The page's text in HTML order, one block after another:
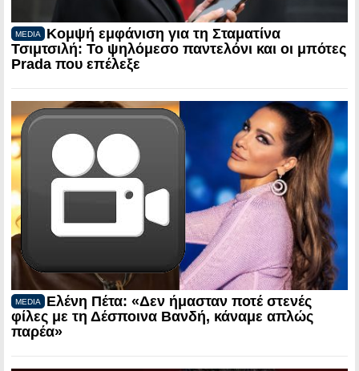
MEDIA
Κομψή εμφάνιση για τη Σταματίνα
Τσιμτσιλή: Το ψηλόμεσο παντελόνι και οι μπότες
Prada που επέλεξε
MEDIA
Ελένη Πέτα: «Δεν ήμασταν ποτέ στενές
φίλες με τη Δέσποινα Βανδή, κάναμε απλώς
παρέα»